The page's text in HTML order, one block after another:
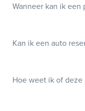
Wanneer kan ik een
Kan ik een auto
Hoe weet ik of deze